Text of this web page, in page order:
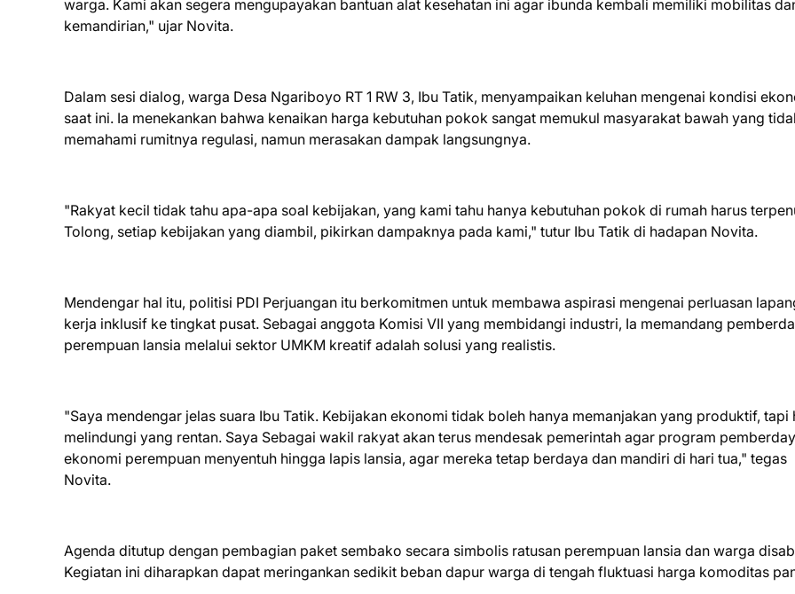
warga. Kami akan segera mengupayakan bantuan alat kesehatan ini agar ibunda kembali memiliki mobilitas
kemandirian," ujar Novita.
Dalam sesi dialog, warga Desa Ngariboyo RT 1 RW 3, Ibu Tatik, menyampaikan keluhan mengenai kondisi
saat ini. Ia menekankan bahwa kenaikan harga kebutuhan pokok sangat memukul masyarakat bawah yang
memahami rumitnya regulasi, namun merasakan dampak langsungnya.
"Rakyat kecil tidak tahu apa-apa soal kebijakan, yang kami tahu hanya kebutuhan pokok di rumah harus
Tolong, setiap kebijakan yang diambil, pikirkan dampaknya pada kami," tutur Ibu Tatik di hadapan Novita.
Mendengar hal itu, politisi PDI Perjuangan itu berkomitmen untuk membawa aspirasi mengenai perluasan
kerja inklusif ke tingkat pusat. Sebagai anggota Komisi VII yang membidangi industri, Ia memandang
perempuan lansia melalui sektor UMKM kreatif adalah solusi yang realistis.
"Saya mendengar jelas suara Ibu Tatik. Kebijakan ekonomi tidak boleh hanya memanjakan yang produktif, tapi
melindungi yang rentan. Saya Sebagai wakil rakyat akan terus mendesak pemerintah agar program
ekonomi perempuan menyentuh hingga lapis lansia, agar mereka tetap berdaya dan mandiri di hari tua," tegas
Novita.
Agenda ditutup dengan pembagian paket sembako secara simbolis ratusan perempuan lansia dan warga
Kegiatan ini diharapkan dapat meringankan sedikit beban dapur warga di tengah fluktuasi harga komoditas